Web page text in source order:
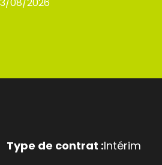
Type de contrat :Intérim